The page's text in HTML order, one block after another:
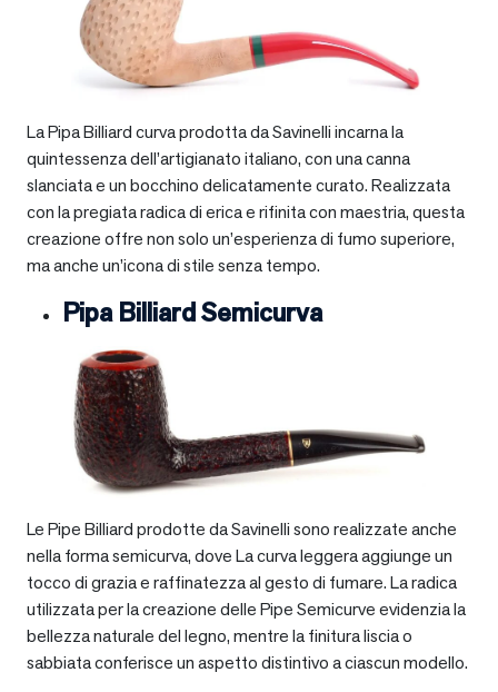
La Pipa Billiard curva prodotta da Savinelli incarna la
quintessenza dell’artigianato italiano, con una canna
slanciata e un bocchino delicatamente curato. Realizzata
con la pregiata radica di erica e rifinita con maestria, questa
creazione offre non solo un’esperienza di fumo superiore,
ma anche un’icona di stile senza tempo.
Pipa Billiard Semicurva
Le Pipe Billiard prodotte da Savinelli sono realizzate anche
nella forma semicurva, dove La curva leggera aggiunge un
tocco di grazia e raffinatezza al gesto di fumare. La radica
utilizzata per la creazione delle Pipe Semicurve evidenzia la
bellezza naturale del legno, mentre la finitura liscia o
sabbiata conferisce un aspetto distintivo a ciascun modello.